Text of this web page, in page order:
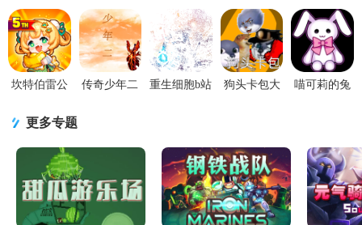
手游v1.0.28
官方版
戏v2.6.101
安卓最新版
游汉化版
v1.4.5.6.4 中
文版
Implosion手
游1.5.9 安卓
官方版
限内购版
1.83 安卓防
封版
坎特伯雷公
醒冠军之剑
的奇幻冒险
v3.47.0 九游
手机版
传奇少年二
重生细胞b站
版
狗头卡包大
喵可莉的兔
更多专题